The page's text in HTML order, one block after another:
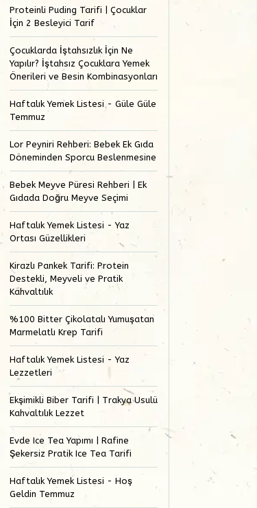
Proteinli Puding Tarifi | Çocuklar
İçin 2 Besleyici Tarif
Çocuklarda İştahsızlık İçin Ne
Yapılır? İştahsız Çocuklara Yemek
Önerileri ve Besin Kombinasyonları
Haftalık Yemek Listesi - Güle Güle
Temmuz
Lor Peyniri Rehberi: Bebek Ek Gıda
Döneminden Sporcu Beslenmesine
Bebek Meyve Püresi Rehberi | Ek
Gıdada Doğru Meyve Seçimi
Haftalık Yemek Listesi - Yaz
Ortası Güzellikleri
Kirazlı Pankek Tarifi: Protein
Destekli, Meyveli ve Pratik
Kahvaltılık
%100 Bitter Çikolatalı Yumuşatan
Marmelatlı Krep Tarifi
Haftalık Yemek Listesi - Yaz
Lezzetleri
Ekşimikli Biber Tarifi | Trakya Usulü
Kahvaltılık Lezzet
Evde Ice Tea Yapımı | Rafine
Şekersiz Pratik Ice Tea Tarifi
Haftalık Yemek Listesi - Hoş
Geldin Temmuz